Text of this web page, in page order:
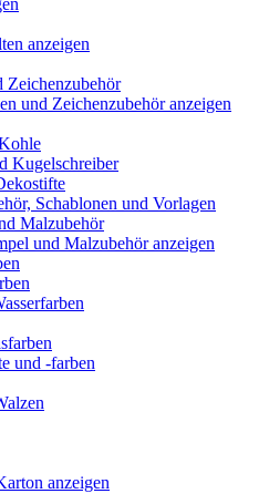
anzeigen
Zeichenzubehör
und Zeichenzubehör anzeigen
Kugelschreiber
Schablonen und Vorlagen
Malzubehör
und Malzubehör anzeigen
und -farben
anzeigen